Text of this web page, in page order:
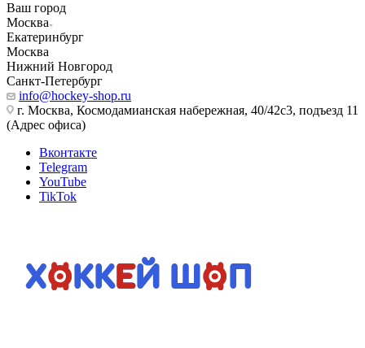
Ваш город
Москва
Екатеринбург
Москва
Нижний Новгород
Санкт-Петербург
info@hockey-shop.ru
г. Москва, Космодамианская набережная, 40/42с3, подъезд 11
(Адрес офиса)
Вконтакте
Telegram
YouTube
TikTok